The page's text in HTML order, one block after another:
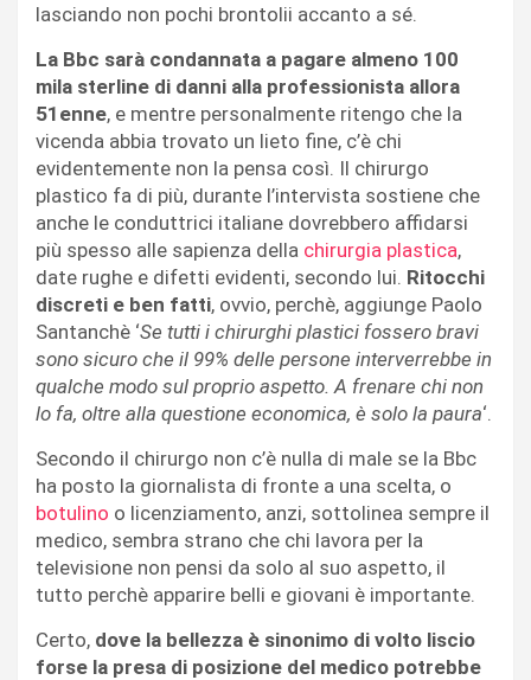
lasciando non pochi brontolii accanto a sé.
La Bbc sarà condannata a pagare almeno 100
mila sterline di danni alla professionista allora
51enne, e mentre personalmente ritengo che la
vicenda abbia trovato un lieto fine, c’è chi
evidentemente non la pensa così. Il chirurgo
plastico fa di più, durante l’intervista sostiene che
anche le conduttrici italiane dovrebbero affidarsi
più spesso alle sapienza della chirurgia plastica,
date rughe e difetti evidenti, secondo lui. Ritocchi
discreti e ben fatti, ovvio, perchè, aggiunge Paolo
Santanchè ‘Se tutti i chirurghi plastici fossero bravi
sono sicuro che il 99% delle persone interverrebbe in
qualche modo sul proprio aspetto. A frenare chi non
lo fa, oltre alla questione economica, è solo la paura‘.
Secondo il chirurgo non c’è nulla di male se la Bbc
ha posto la giornalista di fronte a una scelta, o
botulino o licenziamento, anzi, sottolinea sempre il
medico, sembra strano che chi lavora per la
televisione non pensi da solo al suo aspetto, il
tutto perchè apparire belli e giovani è importante.
Certo, dove la bellezza è sinonimo di volto liscio
forse la presa di posizione del medico potrebbe